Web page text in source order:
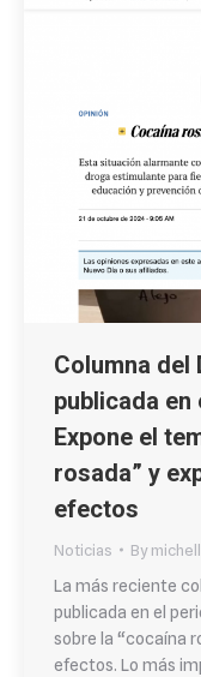
Columna del
publicada en
Expone el
rosada” y
efectos
Noticias By
La más reciente
publicada en el
sobre la “cocaína
efectos. Lo más